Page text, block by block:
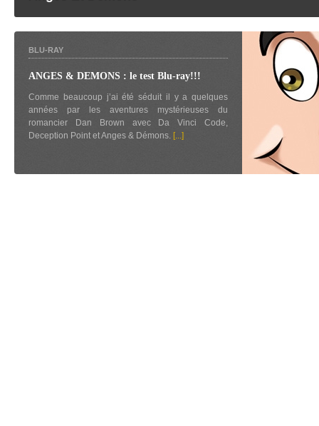
BLU-RAY
ANGES & DEMONS : le test Blu-ray!!!
Comme beaucoup j’ai été séduit il y a quelques
années par les aventures mystérieuses du
romancier Dan Brown avec Da Vinci Code,
Deception Point et Anges & Démons. [...]